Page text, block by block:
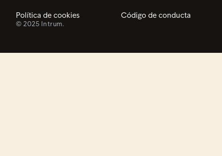
Política de cookies Código de conducta
© 2025 Intrum.